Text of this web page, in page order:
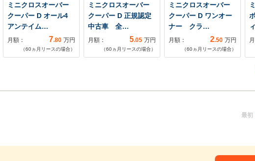
ミニクロスオーバー
クーパー D オール4
アンテイム…
月額： 7.80 万円
（60ヵ月リースの場合）
ミニクロスオーバー
クーパー D 正規認定
中古車 全…
月額： 5.05 万円
（60ヵ月リースの場合）
ミニクロスオーバー
クーパー D ワンオー
ナー クラ…
月額： 2.50 万円
（60ヵ月リースの場合）
最初